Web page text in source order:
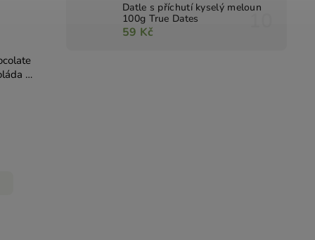
Datle s příchutí kyselý meloun
100g True Dates
59 Kč
s